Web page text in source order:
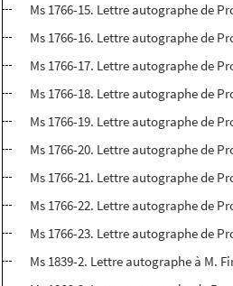
Ms 1766-15. Lettre autographe de
Ms 1766-16. Lettre autographe de
Ms 1766-17. Lettre autographe de
Ms 1766-18. Lettre autographe de
Ms 1766-19. Lettre autographe de
Ms 1766-20. Lettre autographe de
Ms 1766-21. Lettre autographe de
Ms 1766-22. Lettre autographe de
Ms 1766-23. Lettre autographe de
Ms 1839-2. Lettre autographe à M.